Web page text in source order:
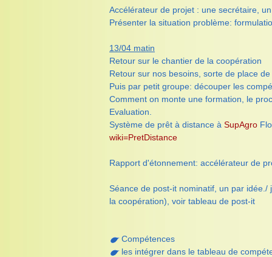
Accélérateur de projet : une secrétaire,
Présenter la situation problème:
13/04 matin
Retour sur le chantier de la coopération
Retour sur nos besoins, sorte de place
Puis par petit groupe: découper les
Comment on monte une formation, le
Evaluation.
Système de prêt à distance à SupAgro
wiki=PretDistance
Rapport d'étonnement: accélérateur de
Séance de post-it nominatif, un par
la coopération), voir tableau de post-it
Compétences
les intégrer dans le tableau de